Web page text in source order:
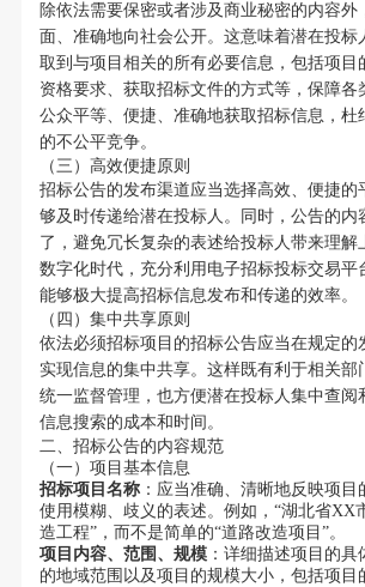
除依法需要保密或者涉及商业秘密的内容外
面、准确地向社会公开。这意味着潜在投标
取到与项目相关的所有必要信息，包括项目
资格要求、获取招标文件的方式等，保障各
公众平等、便捷、准确地获取招标信息，杜
的不公平竞争。
（三）高效便捷原则
招标公告的发布渠道应当选择高效、便捷的
够及时传递给潜在投标人。同时，公告的内
了，避免冗长复杂的表述给投标人带来理解
数字化时代，充分利用电子招标投标交易平
能够极大提高招标信息发布和传递的效率。
（四）集中共享原则
依法必须招标项目的招标公告应当在规定的
实现信息的集中共享。这样既有利于相关部
统一监督管理，也方便潜在投标人集中查阅
信息搜索的成本和时间。
二、招标公告的内容规范
（一）项目基本信息
招标项目名称：应当准确、清晰地反映项目
使用模糊、歧义的表述。例如，“湖北省XX
造工程”，而不是简单的“道路改造项目”。
项目内容、范围、规模：详细描述项目的具
的地域范围以及项目的规模大小，包括项目